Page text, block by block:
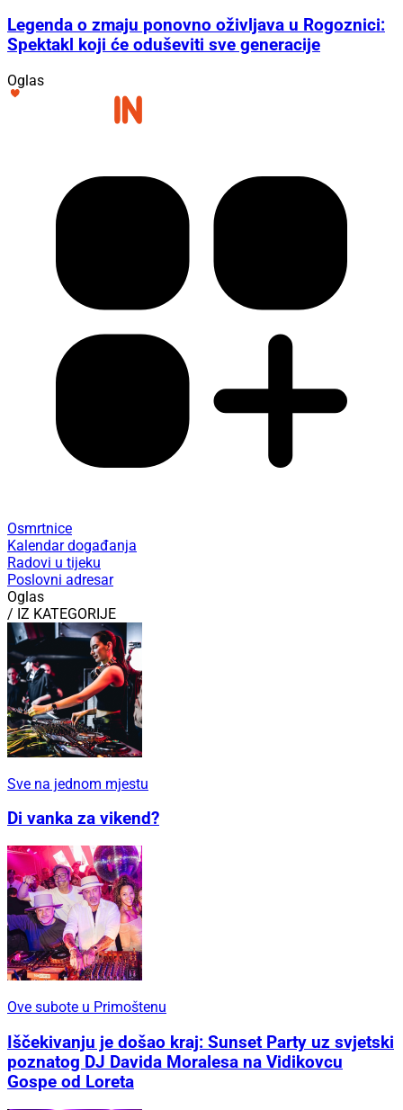
Legenda o zmaju ponovno oživljava u Rogoznici:
Spektakl koji će oduševiti sve generacije
Oglas
Osmrtnice
Kalendar događanja
Radovi u tijeku
Poslovni adresar
Oglas
/ IZ KATEGORIJE
Sve na jednom mjestu
Di vanka za vikend?
Ove subote u Primoštenu
Iščekivanju je došao kraj: Sunset Party uz svjetski
poznatog DJ Davida Moralesa na Vidikovcu
Gospe od Loreta